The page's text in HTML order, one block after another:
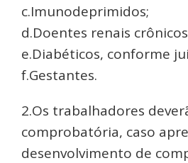
c.Imunodeprimidos;
d.Doentes renais
e.Diabéticos, conforme
f.Gestantes.
2.Os trabalhadores
comprobatória, caso
desenvolvimento de